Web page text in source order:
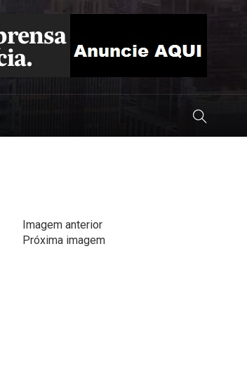
Imagem anterior
Próxima imagem